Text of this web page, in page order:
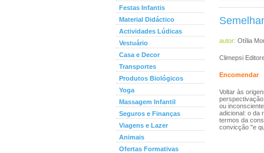
Festas Infantis
Material Didáctico
Actividades Lúdicas
Vestuário
Casa e Decor
Transportes
Produtos Biológicos
Yoga
Massagem Infantil
Seguros e Finanças
Viagens e Lazer
Animais
Ofertas Formativas
autor: Otília
Climepsi
Encomendar
Voltar às
ou
adicional: o da
termos da
convicção "e